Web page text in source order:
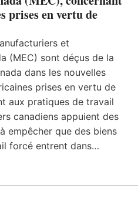
prises en vertu de
et
(MEC) sont déçus de la
dans les nouvelles
prises en vertu de
aux pratiques de travail
canadiens appuient des
empêcher que des biens
forcé entrent dans…